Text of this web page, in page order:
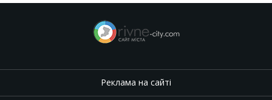
Реклама на сайті